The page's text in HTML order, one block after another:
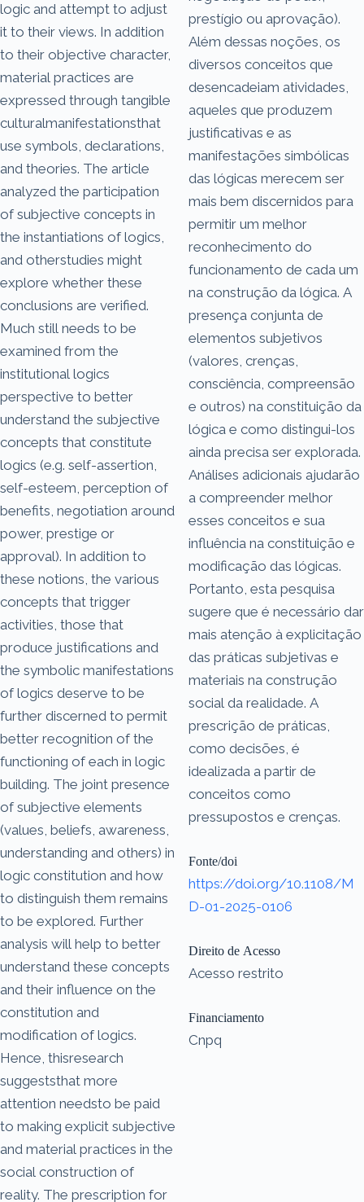
logic and attempt to adjust
it to their views. In addition
to their objective character,
material practices are
expressed through tangible
culturalmanifestationsthat
use symbols, declarations,
and theories. The article
analyzed the participation
of subjective concepts in
the instantiations of logics,
and otherstudies might
explore whether these
conclusions are verified.
Much still needs to be
examined from the
institutional logics
perspective to better
understand the subjective
concepts that constitute
logics (e.g. self-assertion,
self-esteem, perception of
benefits, negotiation around
power, prestige or
approval). In addition to
these notions, the various
concepts that trigger
activities, those that
produce justifications and
the symbolic manifestations
of logics deserve to be
further discerned to permit
better recognition of the
functioning of each in logic
building. The joint presence
of subjective elements
(values, beliefs, awareness,
understanding and others) in
logic constitution and how
to distinguish them remains
to be explored. Further
analysis will help to better
understand these concepts
and their influence on the
constitution and
modification of logics.
Hence, thisresearch
suggeststhat more
attention needsto be paid
to making explicit subjective
and material practices in the
social construction of
reality. The prescription for
prestígio ou aprovação).
Além dessas noções, os
diversos conceitos que
desencadeiam atividades,
aqueles que produzem
justificativas e as
manifestações simbólicas
das lógicas merecem ser
mais bem discernidos para
permitir um melhor
reconhecimento do
funcionamento de cada um
na construção da lógica. A
presença conjunta de
elementos subjetivos
(valores, crenças,
consciência, compreensão
e outros) na constituição da
lógica e como distingui-los
ainda precisa ser explorada.
Análises adicionais ajudarão
a compreender melhor
esses conceitos e sua
influência na constituição e
modificação das lógicas.
Portanto, esta pesquisa
sugere que é necessário dar
mais atenção à explicitação
das práticas subjetivas e
materiais na construção
social da realidade. A
prescrição de práticas,
como decisões, é
idealizada a partir de
conceitos como
pressupostos e crenças.
Fonte/doi
https://doi.org/10.1108/M
D-01-2025-0106
Direito de Acesso
Acesso restrito
Financiamento
Cnpq